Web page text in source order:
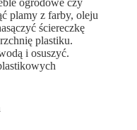
ogrodowe czy
plamy z farby, oleju
ściereczkę
plastiku.
i osuszyć.